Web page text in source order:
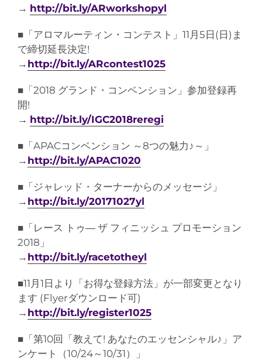
→ http://bit.ly/ARworkshopyl
■「アロマルーティン・コンテスト」11月5日(日)ま
で締切延長決定!
→ http://bit.ly/ARcontest1025
■「2018 グランド・コンベンション」参加登録再
開!
→ http://bit.ly/IGC2018reregi
■「APACコンベンション ～8つの魅力♪～」
→ http://bit.ly/APAC1020
■「ジャレッド・ターナーからのメッセージ」
→ http://bit.ly/20171027yl
■「レース トゥ― ザ フィニッシュ プロモーション
2018」
→ http://bit.ly/racetotheyl
■11月1日より「お得な登録方法」が一部変更となり
ます (Flyerダウンロード可)
→ http://bit.ly/register1025
■「第10回「教えて! あなたのエッセンシャル♪」ア
ンケート（10/24～10/31）」